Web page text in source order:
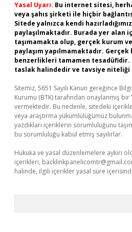
Yasal Uyarı: Bu internet sitesi,
veya şahıs şirketi ile hiçbir
Sitede yalnızca kendi
paylaşılmaktadır. Burada yer alan
taşımamakta olup, gerçek kurum
paylaşım yapılmamaktadır.
benzerlikleri tamamen
taslak halindedir ve tavsiye niteliği
Sitemiz, 5651 Sayılı Kanun gereğince
Kurumu (BTK) tarafından onaylanmış bir
vermektedir. Bu nedenle, sitedeki
veya araştırma yükümlülüğümüz
yazdıkları içeriklerin sorumluluğunu
bu sorumluluğu kabul etmiş sayılırlar.
Hukuka ve yasal düzenlemelere aykırı
içerikleri,
halinde, ilgili içerikler yasal süre